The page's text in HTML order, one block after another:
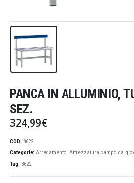
PANCA IN ALLUMINIO,
SEZ.
324,99€
COD: 8622
Categorie: Arredamento, Attrezzatura campo da
Tag: 8622